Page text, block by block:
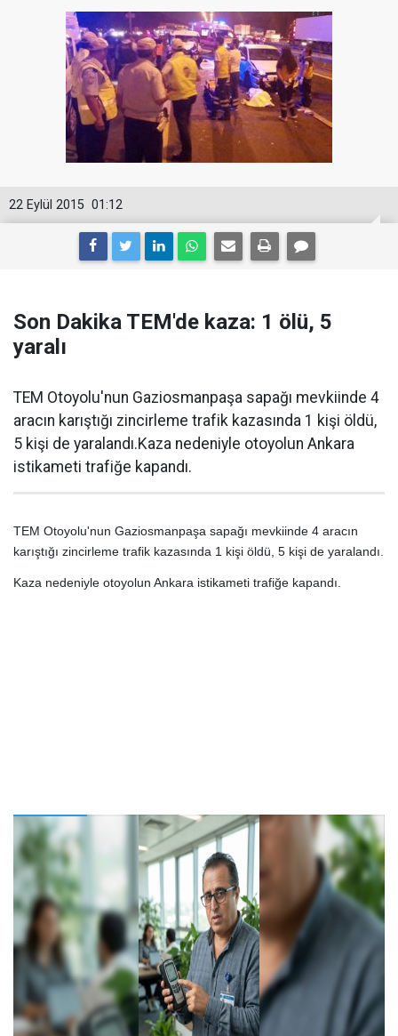
01:12
22 Eylül 2015
Son Dakika TEM'de kaza: 1 ölü, 5
yaralı
TEM Otoyolu'nun Gaziosmanpaşa sapağı mevkiinde 4
aracın karıştığı zincirleme trafik kazasında 1 kişi öldü,
5 kişi de yaralandı.Kaza nedeniyle otoyolun Ankara
istikameti trafiğe kapandı.
TEM Otoyolu'nun Gaziosmanpaşa sapağı mevkiinde 4 aracın
karıştığı zincirleme trafik kazasında 1 kişi öldü, 5 kişi de yaralandı.
Kaza nedeniyle otoyolun Ankara istikameti trafiğe kapandı.